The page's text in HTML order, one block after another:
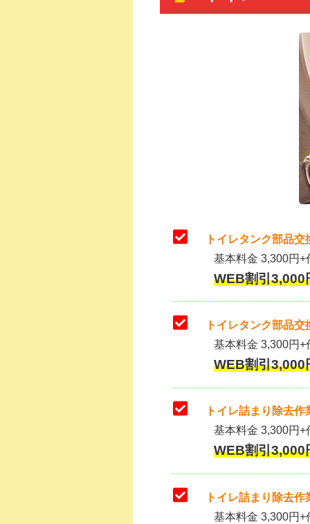
トイレタンク部品
基本料金 3,300円
WEB割引3,000
トイレタンク部品
基本料金 3,300円+
WEB割引3,000
トイレ詰まり除去作
基本料金 3,300円+
WEB割引3,000
トイレ詰まり除去
基本料金 3,300円+